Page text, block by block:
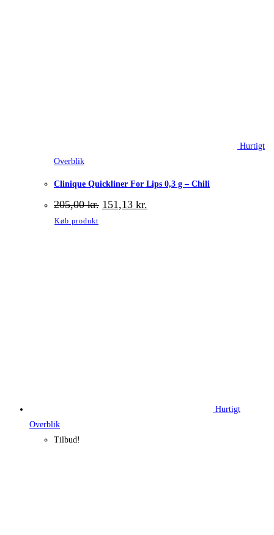
Hurtigt
Overblik
Clinique Quickliner For Lips 0,3 g – Chili
205,00kr. Den
oprindelige
151,13 kr.
aktuelle
Køb produkt
Hurtigt
Overblik
Tilbud!